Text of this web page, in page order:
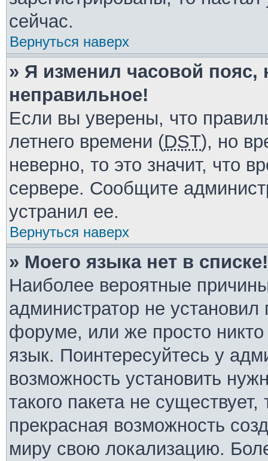
сейчас.
Вернуться наверх
» Я изменил часовой пояс,
неправильное!
Если вы уверены, что
летнего времени (DST), но
неверно, то это значит, что
сервере. Сообщите
устранил ее.
Вернуться наверх
» Моего языка нет в списке!
Наиболее вероятные
администратор не
форуме, или же просто
язык. Поинтересуйтесь у
возможность установить
такого пакета не
прекрасная возможность
миру свою локализацию.